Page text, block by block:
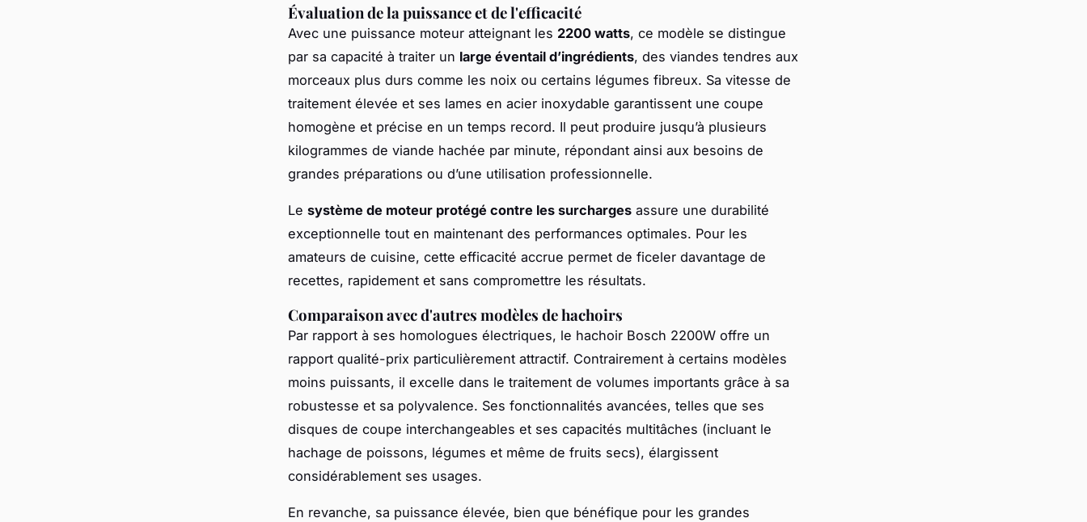
Évaluation de la puissance et de l'efficacité
Avec une puissance moteur atteignant les 2200 watts, ce modèle se distingue
par sa capacité à traiter un large éventail d’ingrédients, des viandes tendres aux
morceaux plus durs comme les noix ou certains légumes fibreux. Sa vitesse de
traitement élevée et ses lames en acier inoxydable garantissent une coupe
homogène et précise en un temps record. Il peut produire jusqu’à plusieurs
kilogrammes de viande hachée par minute, répondant ainsi aux besoins de
grandes préparations ou d’une utilisation professionnelle.
Le système de moteur protégé contre les surcharges assure une durabilité
exceptionnelle tout en maintenant des performances optimales. Pour les
amateurs de cuisine, cette efficacité accrue permet de ficeler davantage de
recettes, rapidement et sans compromettre les résultats.
Comparaison avec d'autres modèles de hachoirs
Par rapport à ses homologues électriques, le hachoir Bosch 2200W offre un
rapport qualité-prix particulièrement attractif. Contrairement à certains modèles
moins puissants, il excelle dans le traitement de volumes importants grâce à sa
robustesse et sa polyvalence. Ses fonctionnalités avancées, telles que ses
disques de coupe interchangeables et ses capacités multitâches (incluant le
hachage de poissons, légumes et même de fruits secs), élargissent
considérablement ses usages.
En revanche, sa puissance élevée, bien que bénéfique pour les grandes